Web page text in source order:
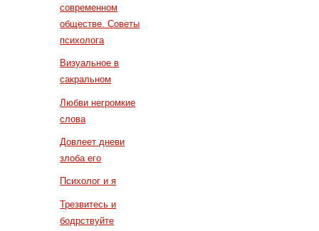
современном
обществе. Советы
психолога
Визуальное в
сакральном
Любви негромкие
слова
Довлеет дневи
злоба его
Психолог и я
Трезвитесь и
бодрствуйте